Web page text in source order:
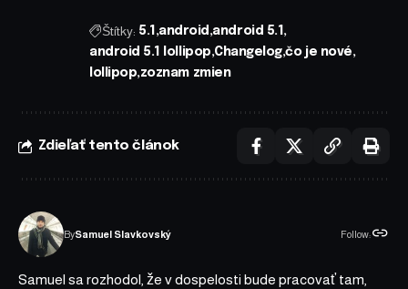
Štítky: 5.1 android android 5.1
android 5.1 lollipop Changelog čo je nové
lollipop zoznam zmien
Zdieľať tento článok
BySamuel Slavkovský Follow:
Samuel sa rozhodol, že v dospelosti bude pracovať tam,